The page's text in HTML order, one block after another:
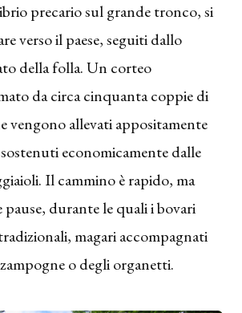
precario sul grande tronco, si
verso il paese, seguiti dallo
della folla. Un corteo
da circa cinquanta coppie di
vengono allevati appositamente
sostenuti economicamente dalle
Il cammino è rapido, ma
durante le quali i bovari
magari accompagnati
o degli organetti.